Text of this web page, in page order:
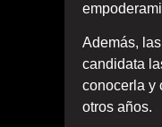
Además,
candidata
conocerla y
otros años.